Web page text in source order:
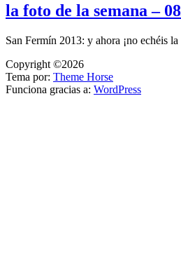
la foto de la semana –
San Fermín 2013: y ahora ¡no echéis
Copyright ©2026
Tema por: Theme Horse
Funciona gracias a: WordPress